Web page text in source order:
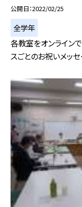
公開日 2022/02/25
全学年
各教室をオンライン
スごとのお祝いメッ